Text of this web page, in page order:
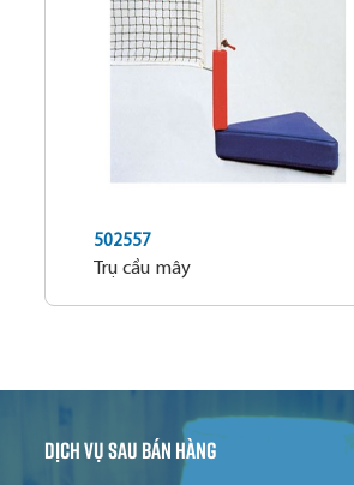
502557
Trụ cầu mây
Dịch vụ sau bán hàng